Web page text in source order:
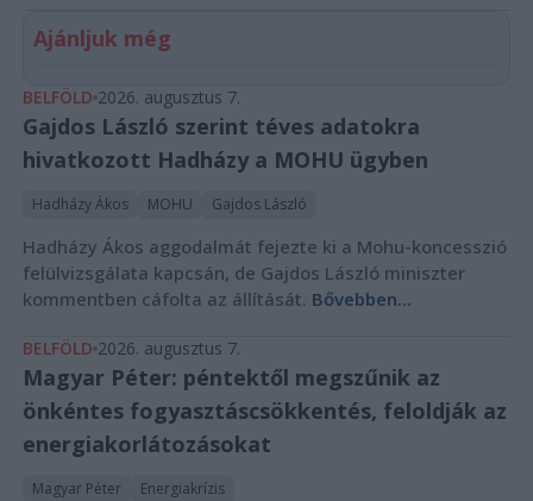
Ajánljuk még
BELFÖLD 2026. augusztus 7.
Gajdos László szerint téves adatokra
hivatkozott Hadházy a MOHU ügyben
Hadházy Ákos MOHU Gajdos László
Hadházy Ákos aggodalmát fejezte ki a Mohu-koncesszió
felülvizsgálata kapcsán, de Gajdos László miniszter
kommentben cáfolta az állítását. Bővebben...
BELFÖLD 2026. augusztus 7.
Magyar Péter: péntektől megszűnik az
önkéntes fogyasztáscsökkentés, feloldják az
energiakorlátozásokat
Magyar Péter Energiakrízis